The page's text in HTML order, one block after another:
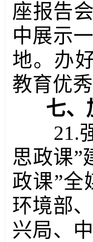
座报告
中展示
地。办
教育优
七、
21.
思政课”
政课”全
环境部
兴局、